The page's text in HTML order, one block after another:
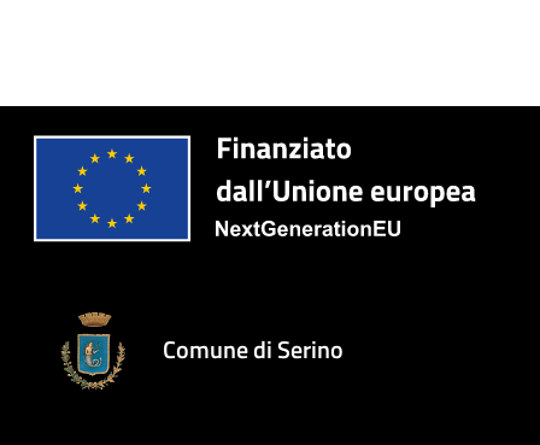
Comune di Serino